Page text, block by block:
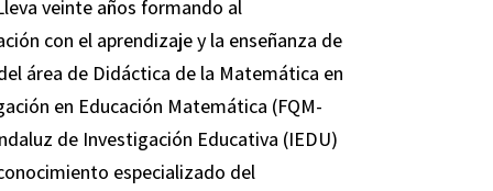
veinte años formando al
con el aprendizaje y la enseñanza de
área de Didáctica de la Matemática en
en Educación Matemática (FQM-
de Investigación Educativa (IEDU)
especializado del